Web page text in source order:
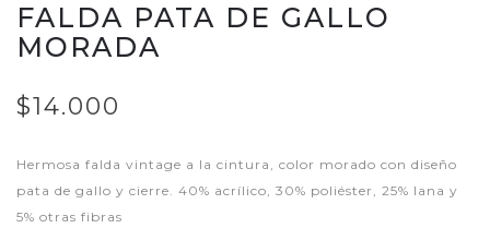
FALDA PATA DE GALLO
MORADA
$14.000
Hermosa falda vintage a la cintura, color morado con diseño
pata de gallo y cierre. 40% acrílico, 30% poliéster, 25% lana y
5% otras fibras